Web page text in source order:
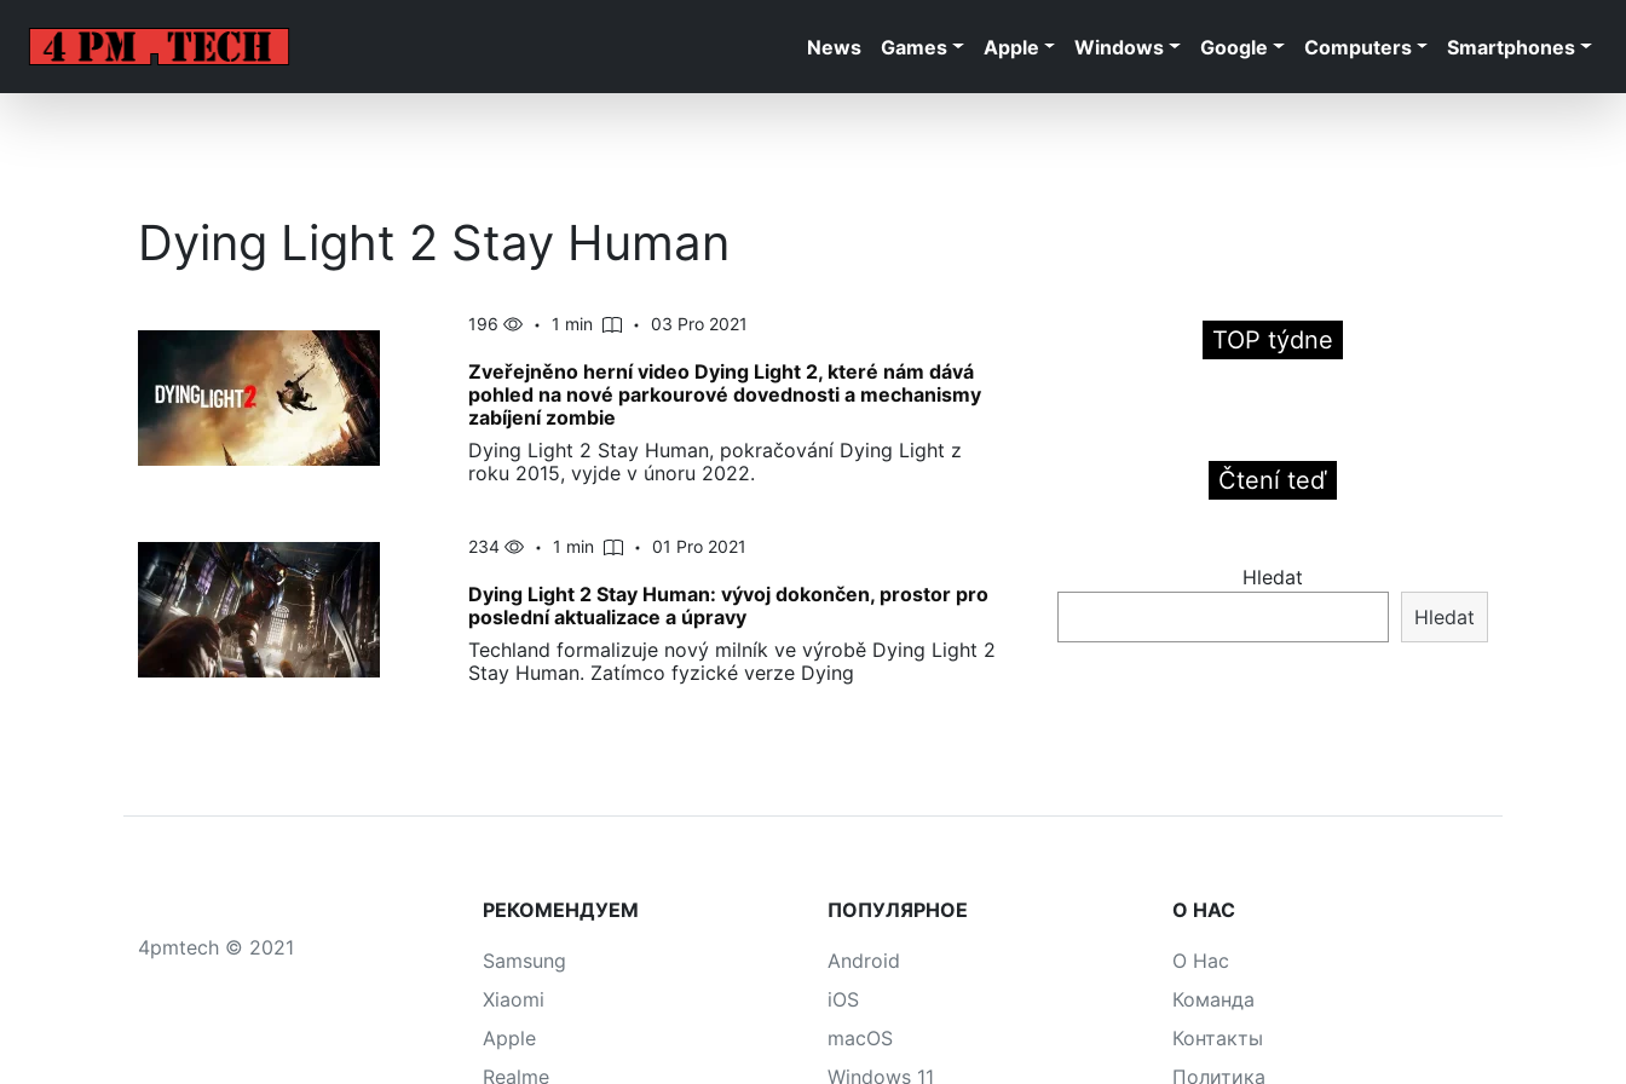
News Games Apple Windows Google Computers Smartphones
Dying Light 2 Stay Human
196 1 min 03 Pro 2021
Zveřejněno herní video Dying Light 2, které nám dává
pohled na nové parkourové dovednosti a mechanismy
zabíjení zombie
Dying Light 2 Stay Human, pokračování Dying Light z
roku 2015, vyjde v únoru 2022.
234 1 min 01 Pro 2021
Dying Light 2 Stay Human: vývoj dokončen, prostor pro
poslední aktualizace a úpravy
Techland formalizuje nový milník ve výrobě Dying Light 2
Stay Human. Zatímco fyzické verze Dying
TOP týdne
Čtení teď
Hledat
Hledat
4pmtech © 2021
РЕКОМЕНДУЕМ
Samsung
Xiaomi
Apple
Realme
ПОПУЛЯРНОЕ
Android
iOS
macOS
Windows 11
О НАС
О Нас
Команда
Контакты
Политика